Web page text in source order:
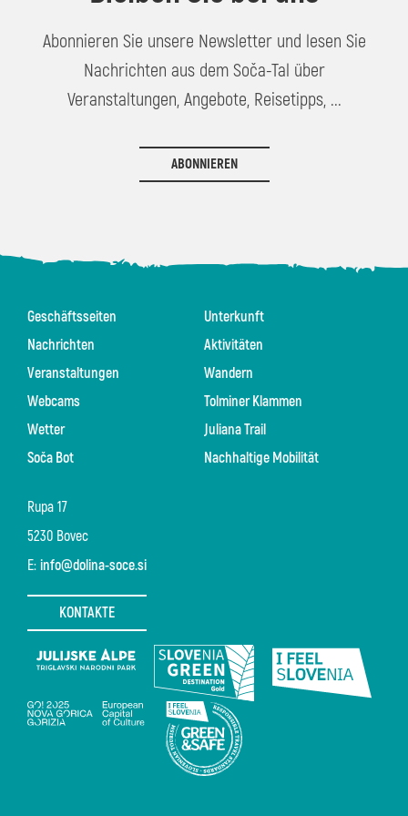
Abonnieren Sie unsere Newsletter und lesen Sie
Nachrichten aus dem Soča-Tal über
Veranstaltungen, Angebote, Reisetipps, ...
ABONNIEREN
Rupa 17
5230 Bovec
E: info@dolina-soce.si
KONTAKTE
Geschäftsseiten
Nachrichten
Veranstaltungen
Webcams
Wetter
Soča Bot
Unterkunft
Aktivitäten
Wandern
Tolminer Klammen
Juliana Trail
Nachhaltige Mobilität